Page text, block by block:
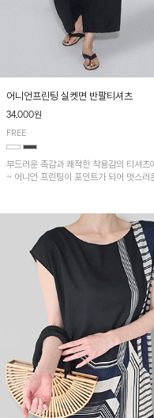
어니언프린팅 실켓면 반팔티셔츠
34,000원
FREE
부드러운 촉감과 쾌적한 착용감의 티셔츠
~ 어니언 프린팅이 포인트가 되어 멋스러